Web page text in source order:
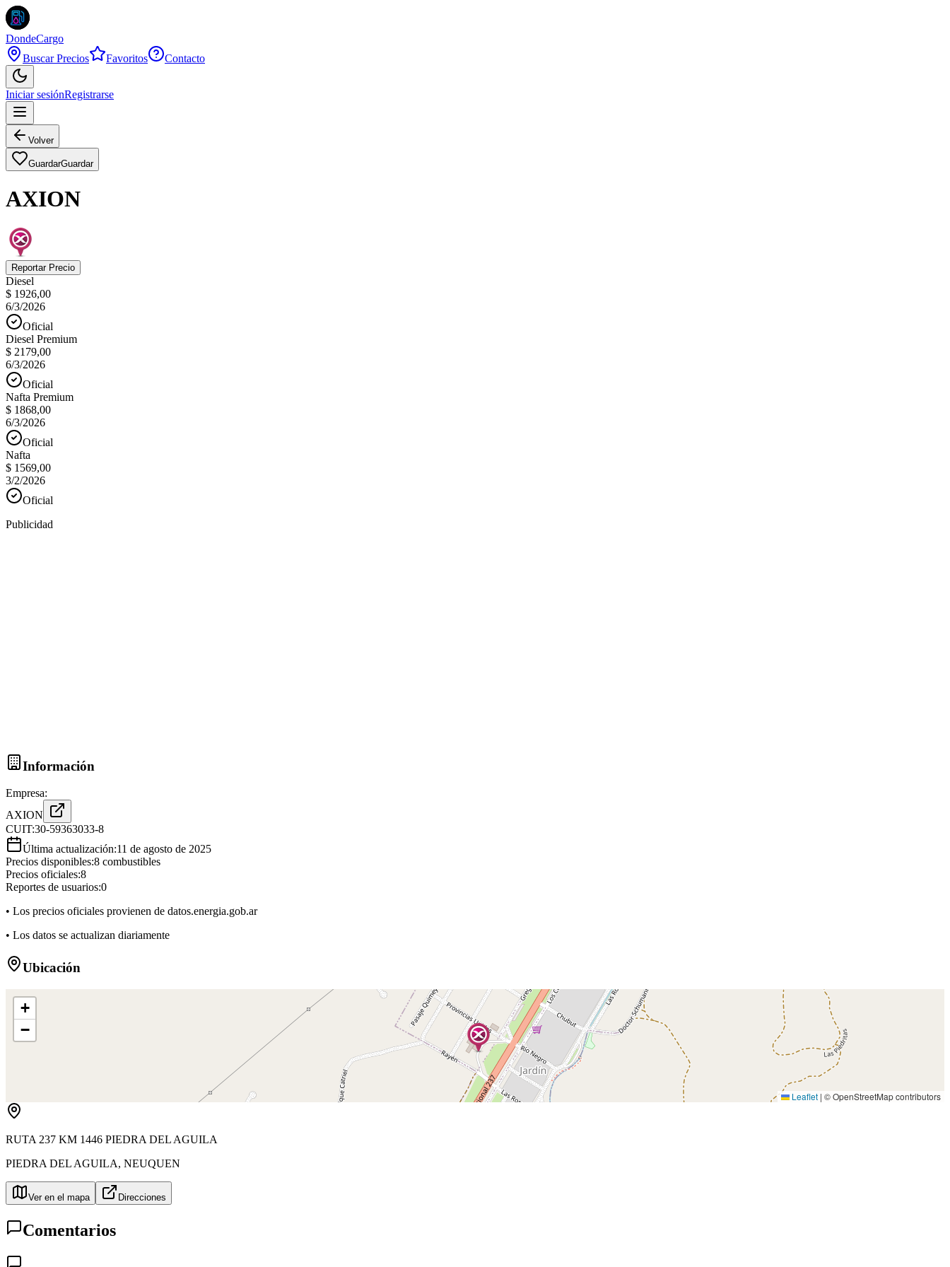
DondeCargo
Buscar Precios
Favoritos Contacto
Iniciar sesiónRegistrarse
Volver
GuardarGuardar
AXION
Reportar Precio
Diesel
$ 1926,00
6/3/2026
Oficial
Diesel Premium
$ 2179,00
6/3/2026
Oficial
Nafta Premium
$ 1868,00
6/3/2026
Oficial
Nafta
$ 1569,00
3/2/2026
Oficial
Publicidad
Información
Empresa:
AXION
CUIT:30-59363033-8
Última actualización:11 de agosto de 2025
Precios disponibles:8 combustibles
Precios oficiales:8
Reportes de usuarios:0
• Los precios oficiales provienen de datos.energia.gob.ar
• Los datos se actualizan diariamente
Ubicación
+
−
Leaflet | © OpenStreetMap contributors
RUTA 237 KM 1446 PIEDRA DEL AGUILA
PIEDRA DEL AGUILA, NEUQUEN
Ver en el mapa Direcciones
Comentarios